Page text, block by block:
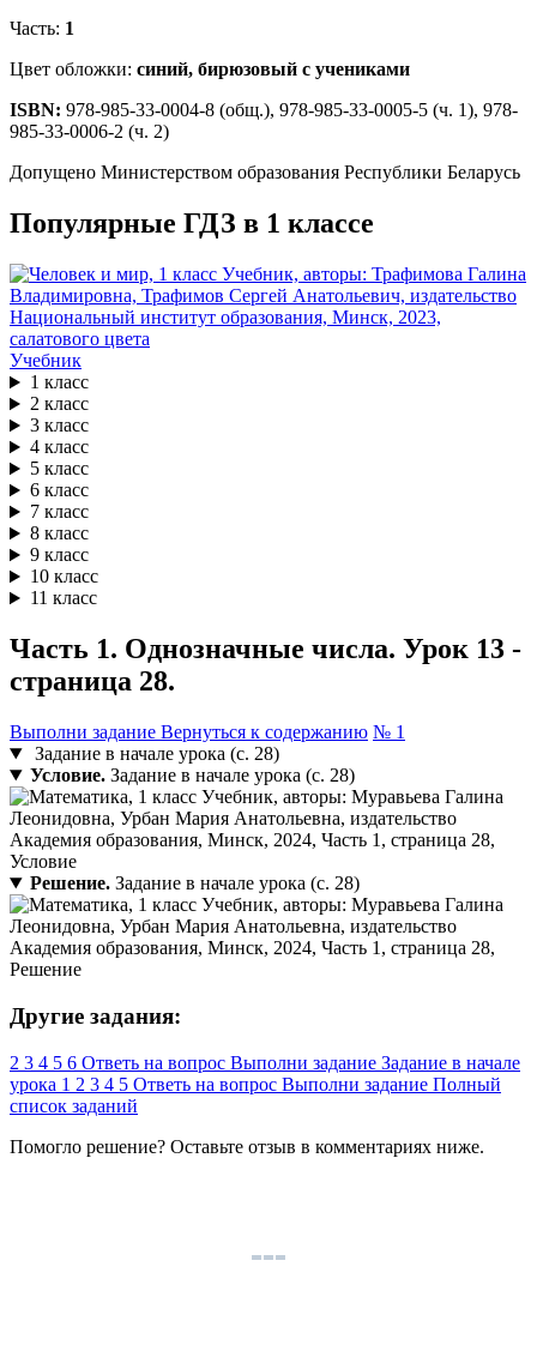
Часть: 1
Цвет обложки: синий, бирюзовый с учениками
ISBN: 978-985-33-0004-8 (общ.), 978-985-33-0005-5 (ч. 1), 978-
985-33-0006-2 (ч. 2)
Допущено Министерством образования Республики Беларусь
Популярные ГДЗ в 1 классе
Учебник
1 класс
2 класс
3 класс
4 класс
5 класс
6 класс
7 класс
8 класс
9 класс
10 класс
11 класс
Часть 1. Однозначные числа. Урок 13 -
страница 28.
Выполни задание Вернуться к содержанию № 1
Задание в начале урока (с. 28)
Условие.Задание в начале урока (с. 28)
Решение.Задание в начале урока (с. 28)
Другие задания:
2 3 4 5 6 Ответь на вопрос Выполни задание Задание в начале
урока 1 2 3 4 5 Ответь на вопрос Выполни задание Полный
список заданий
Помогло решение? Оставьте отзыв в комментариях ниже.